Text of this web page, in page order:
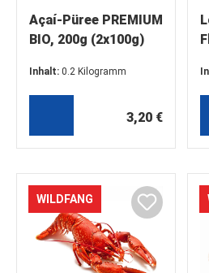
Açaí-Püree PREMIUM
BIO, 200g (2x100g)
Inhalt: 0.2 Kilogramm
3,20 €
WILDFANG